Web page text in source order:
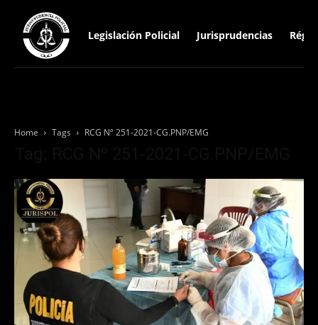
Legislación Policial Jurisprudencias
Home Tags RCG Nº 251-2021-CG.PNP/EMG